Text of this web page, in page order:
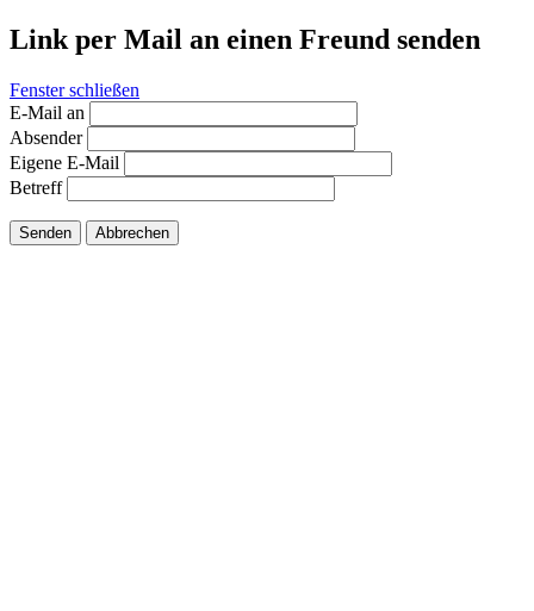
Link per Mail an einen Freund senden
Fenster schließen
E-Mail an
Absender
Eigene E-Mail
Betreff
Senden Abbrechen